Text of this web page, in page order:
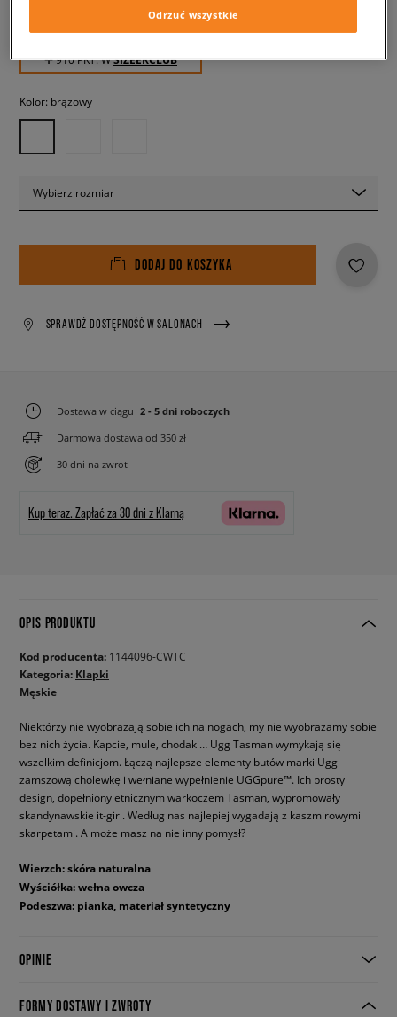
✛ 910 PKT. WSIZEERCLUB
Kolor: brązowy
Wybierz rozmiar
DODAJ DO KOSZYKA
SPRAWDŹ DOSTĘPNOŚĆ W SALONACH
Dostawa w ciągu 2 - 5 dni roboczych
Darmowa dostawa od 350 zł
30 dni na zwrot
Kup teraz. Zapłać za 30 dni z Klarną
OPIS PRODUKTU
Kod producenta: 1144096-CWTC
Kategoria: Klapki
Męskie
Niektórzy nie wyobrażają sobie ich na nogach, my nie wyobrażamy sobie
bez nich życia. Kapcie, mule, chodaki… Ugg Tasman wymykają się
wszelkim definicjom. Łączą najlepsze elementy butów marki Ugg –
zamszową cholewkę i wełniane wypełnienie UGGpure™. Ich prosty
design, dopełniony etnicznym warkoczem Tasman, wypromowały
skandynawskie it-girl. Według nas najlepiej wygadają z kaszmirowymi
skarpetami. A może masz na nie inny pomysł?
Wierzch: skóra naturalna
Wyściółka: wełna owcza
Podeszwa: pianka, materiał syntetyczny
OPINIE
FORMY DOSTAWY I ZWROTY
Odrzuć wszystkie